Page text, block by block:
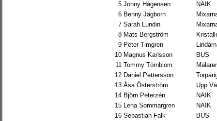
5 Jonny Hågensen
NAIK
6 Benny Jägborn
7 Sarah Lundin
8 Mats Bergström
9 Peter Timgren
10 Magnus Karlsson
BUS
11 Tommy Törnblom
12 Daniel Pettersson
13 Åsa Österström
Upp
14 Björn Peterzén
NAIK
15 Lena Sommargren
NAIK
16 Sebastian Falk
BUS